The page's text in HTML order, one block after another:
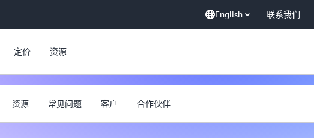
English 联系我们
定价 资源
资源 常见问题 客户 合作伙伴